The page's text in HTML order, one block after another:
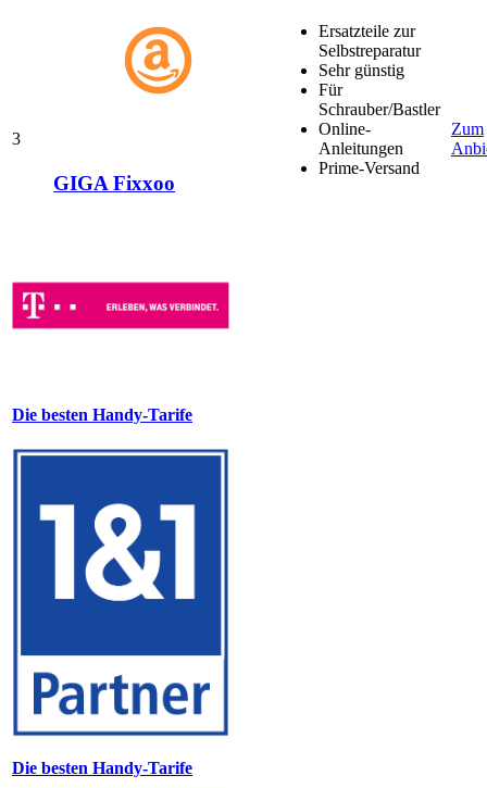
3
GIGA Fixxoo
Ersatzteile zur
Selbstreparatur
Sehr günstig
Für
Schrauber/Bastler
Online-
Anleitungen
Prime-Versand
Zum
Die besten Handy-Tarife
Die besten Handy-Tarife